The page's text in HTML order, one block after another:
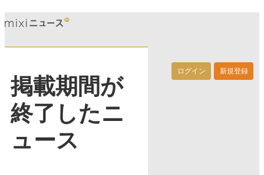
ログイン 新規登録
掲載期間が
終了したニ
ュース